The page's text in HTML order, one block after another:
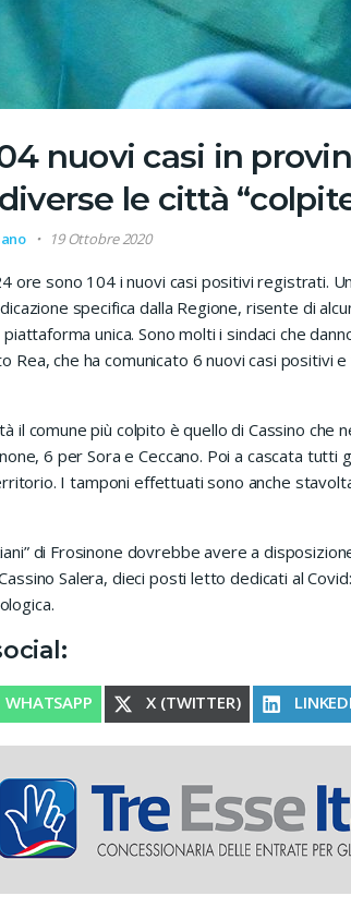
nuovi casi in
le città
19 Ottobre 2020
ore sono 104 i nuovi casi positivi registrati.
specifica dalla Regione, risente di
unica. Sono molti i sindaci che
Rea, che ha comunicato 6 nuovi casi positivi e
il comune più colpito è quello di Cassino che
6 per Sora e Ceccano. Poi a cascata tutti
I tamponi effettuati sono anche
di Frosinone dovrebbe avere a
Salera, dieci posti letto dedicati al
SHARE ON
WHATSAPP SHARE ON
X (TWITTER) SHARE